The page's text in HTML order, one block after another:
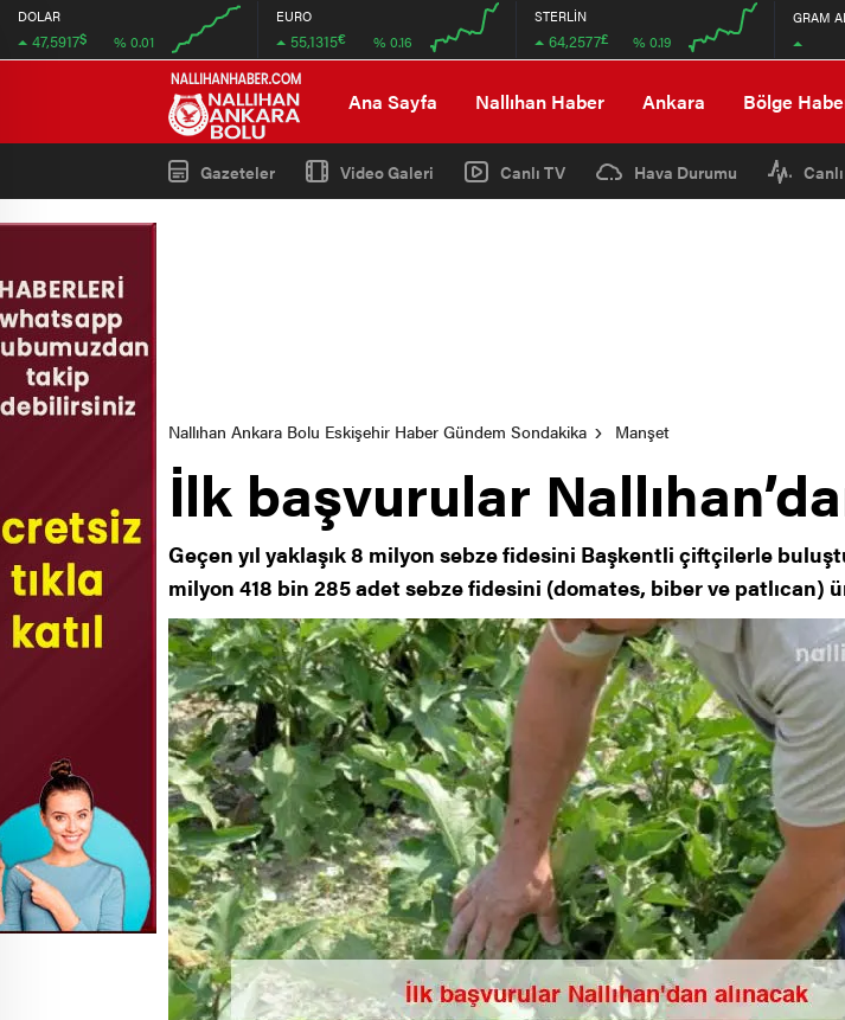
DOLAR
47,5917$ % 0.01
00:00 00:00
EURO
55,1315€ % 0.16
STERLİN
64,2577£ % 0.19
GRAM
Ana Sayfa Nallıhan Haber Ankara Bölge
Gazeteler Video Galeri Canlı TV Hava Durumu
Nallıhan Ankara Bolu Eskişehir Haber Gündem Sondakika Manşet
İlk başvurular
Geçen yıl yaklaşık 8 milyon sebze fidesini Başkentli çiftçilerle
milyon 418 bin 285 adet sebze fidesini (domates, biber ve patlıcan)